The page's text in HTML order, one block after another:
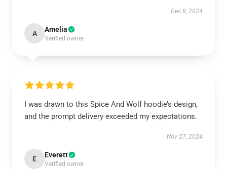
Dec 8, 2024
A Amelia
Verified owner
I was drawn to this Spice And Wolf hoodie’s design,
and the prompt delivery exceeded my expectations.
Nov 27, 2024
E Everett
Verified owner